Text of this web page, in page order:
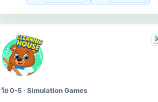
วัย 0-5 · Simulation Games